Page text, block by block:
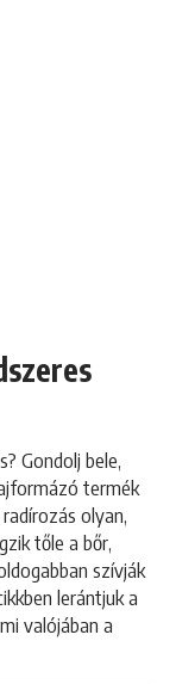
Gondolj bele,
termék
olyan,
tőle a bőr,
szívják
lerántjuk a
valójában a